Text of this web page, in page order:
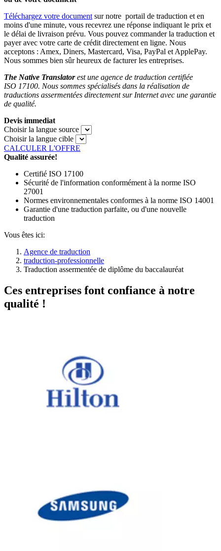
Téléchargez votre document sur notre portail de traduction et en
moins d'une minute, vous recevrez une réponse indiquant le prix et
le délai de livraison prévu. Vous pouvez commander la traduction et
payer avec votre carte de crédit directement en ligne. Nous
acceptons : Amex, Diners, Mastercard, Visa, PayPal et ApplePay.
Nous sommes bien sûr heureux de facturer les entreprises.
The Native Translatorest une agence de traduction certifiée
ISO 17100. Nous sommes spécialisés dans la réalisation de
traductions assermentées directement sur Internet avec une garantie
de qualité.
Devis immediat
Choisir la langue source
Choisir la langue cible
CALCULER L'OFFRE
Qualité assurée!
Certifié ISO 17100
Sécurité de l'information conformément à la norme ISO
27001
Normes environnementales conformes à la norme ISO 14001
Garantie d'une traduction parfaite, ou d'une nouvelle
traduction
Vous êtes ici:
Agence de traduction
traduction-professionnelle
Traduction assermentée de diplôme du baccalauréat
Ces entreprises font confiance à notre
qualité !